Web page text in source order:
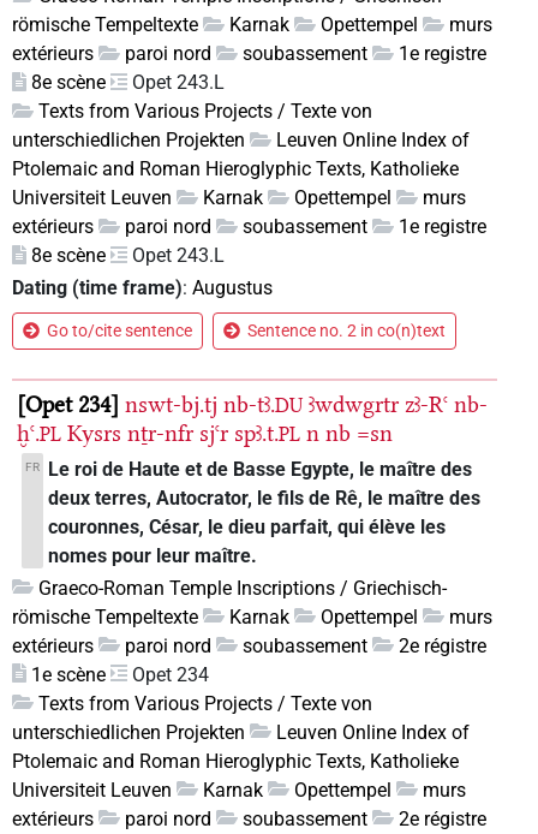
römische Tempeltexte
Karnak Opettempel
murs
extérieurs
paroi nord soubassement
1e registre
8e scène
Opet 243.L
Texts from Various Projects / Texte von
unterschiedlichen Projekten
Leuven Online Index of
Ptolemaic and Roman Hieroglyphic Texts, Katholieke
Universiteit Leuven
Karnak Opettempel
murs
extérieurs
paroi nord soubassement
1e registre
8e scène
Opet 243.L
Dating (time frame): Augustus
Go to/cite sentence Sentence no. 2 in co(n)text
Opet 234 nswt-bj.tj nb-tꜣ.DU ꜣwdwgrtr zꜣ-Rꜥ nb-
ḫꜥ.PL Kysrs nṯr-nfr sjꜥr spꜣ.t.PL n nb =sn
FR
Le roi de Haute et de Basse Egypte, le maître des
deux terres, Autocrator, le fils de Rê, le maître des
couronnes, César, le dieu parfait, qui élève les
nomes pour leur maître.
Graeco-Roman Temple Inscriptions / Griechisch-
römische Tempeltexte
Karnak Opettempel
murs
extérieurs
paroi nord soubassement
2e régistre
1e scène
Opet 234
Texts from Various Projects / Texte von
unterschiedlichen Projekten
Leuven Online Index of
Ptolemaic and Roman Hieroglyphic Texts, Katholieke
Universiteit Leuven
Karnak Opettempel
murs
extérieurs
paroi nord soubassement
2e régistre